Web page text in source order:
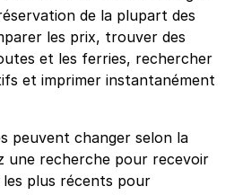
de la plupart des
les prix, trouver des
et les ferries, rechercher
et imprimer instantanément
peuvent changer selon la
une recherche pour recevoir
plus récents pour